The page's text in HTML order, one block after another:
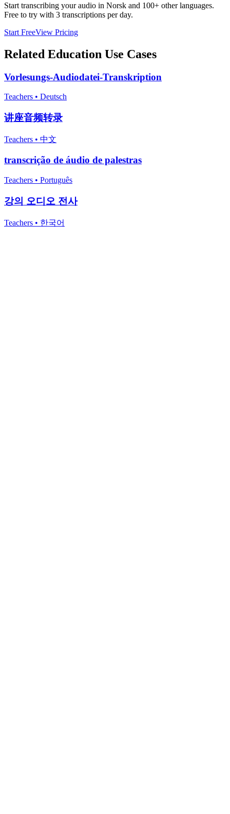
Start transcribing your audio in Norsk and 100+ other languages.
Free to try with 3 transcriptions per day.
Start FreeView Pricing
Related Education Use Cases
Vorlesungs-Audiodatei-Transkription
Teachers • Deutsch
讲座音频转录
Teachers • 中文
transcrição de áudio de palestras
Teachers • Português
강의 오디오 전사
Teachers • 한국어